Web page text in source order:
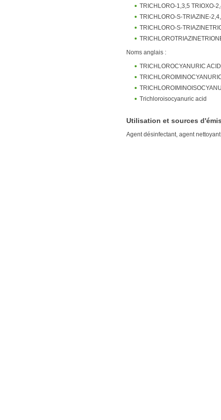
TRICHLORO-1,3,5 TRIOXO-
TRICHLORO-S-TRIAZINE-
TRICHLORO-S-
Noms anglais :
TRICHLOROCYANURIC ACID
Trichloroisocyanuric acid
Utilisation et sources
Agent désinfectant, agent nettoyant